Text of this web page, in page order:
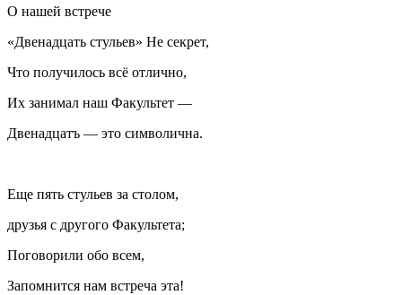
О нашей встрече
«Двенадцать стульев» Не секрет,
Что получилось всё отлично,
Их занимал наш Факультет —
Двенадцатъ — это символична.
Еще пять стульев за столом,
друзья с другого Факультета;
Поговорили обо всем,
Запомнится нам встреча эта!